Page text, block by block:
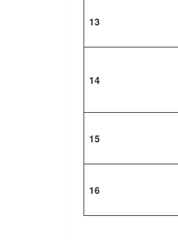
13
14
15
16